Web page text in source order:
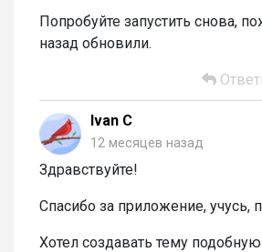
Попробуйте запустить снова,
назад обновили.
Ivan C
12 месяцев назад
Здравствуйте!
Спасибо за приложение, учусь,
Хотел создавать тему подобную